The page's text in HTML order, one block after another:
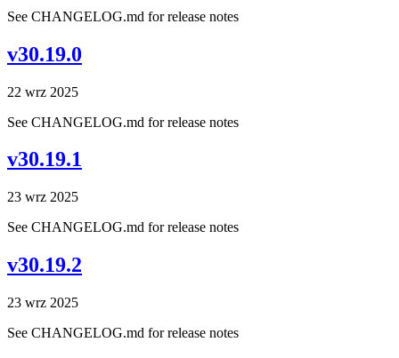
See CHANGELOG.md for release notes
v30.19.0
22 wrz 2025
See CHANGELOG.md for release notes
v30.19.1
23 wrz 2025
See CHANGELOG.md for release notes
v30.19.2
23 wrz 2025
See CHANGELOG.md for release notes